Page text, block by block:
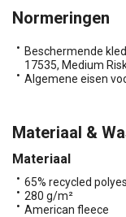
Normeringen
Beschermende
17535, Medium
Algemene eisen
Materiaal &
Materiaal
65% recycled
280 g/m²
American fleece